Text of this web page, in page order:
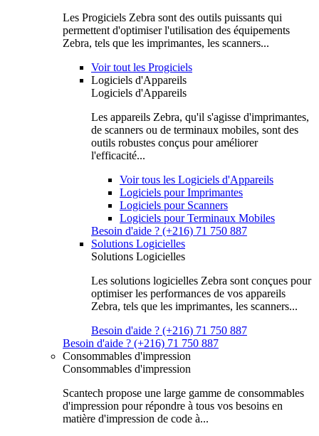
Les Progiciels Zebra sont des outils puissants qui
permettent d'optimiser l'utilisation des équipements
Zebra, tels que les imprimantes, les scanners...
Voir tout les Progiciels
Logiciels d'Appareils
Logiciels d'Appareils
Les appareils Zebra, qu'il s'agisse d'imprimantes,
de scanners ou de terminaux mobiles, sont des
outils robustes conçus pour améliorer
l'efficacité...
Voir tous les Logiciels d'Appareils
Logiciels pour Imprimantes
Logiciels pour Scanners
Logiciels pour Terminaux Mobiles
Besoin d'aide ? (+216) 71 750 887
Solutions Logicielles
Solutions Logicielles
Les solutions logicielles Zebra sont conçues pour
optimiser les performances de vos appareils
Zebra, tels que les imprimantes, les scanners...
Besoin d'aide ? (+216) 71 750 887
Besoin d'aide ? (+216) 71 750 887
Consommables d'impression
Consommables d'impression
Scantech propose une large gamme de consommables
d'impression pour répondre à tous vos besoins en
matière d'impression de code à...